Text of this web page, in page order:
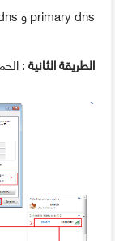
primary dns و secondry dns
الطريقة الثانية: